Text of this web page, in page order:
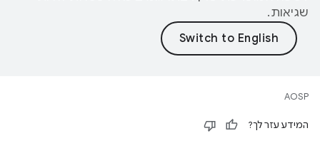
שגיאות.
AOSP
המידע עזר לך?